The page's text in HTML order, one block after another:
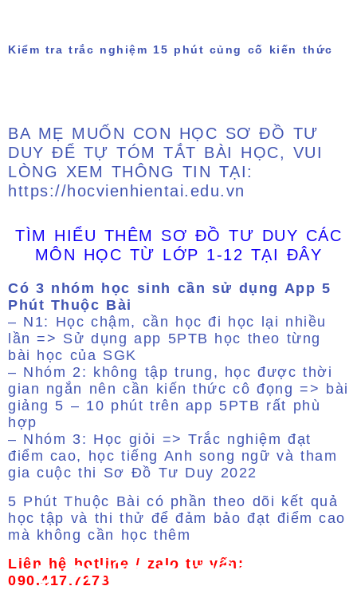
Kiểm tra trắc nghiệm 15 phút củng cố kiến thức
BA MẸ MUỐN CON HỌC SƠ ĐỒ TƯ
DUY ĐỂ TỰ TÓM TẮT BÀI HỌC, VUI
LÒNG XEM THÔNG TIN TẠI:
https://hocvienhientai.edu.vn
TÌM HIỂU THÊM SƠ ĐỒ TƯ DUY CÁC
MÔN HỌC TỪ LỚP 1-12 TẠI ĐÂY
Có 3 nhóm học sinh cần sử dụng App 5
Phút Thuộc Bài
– N1: Học chậm, cần học đi học lại nhiều
lần => Sử dụng app 5PTB học theo từng
bài học của SGK
– Nhóm 2: không tập trung, học được thời
gian ngắn nên cần kiến thức cô đọng => bài
giảng 5 – 10 phút trên app 5PTB rất phù
hợp
– Nhóm 3: Học giỏi => Trắc nghiệm đạt
điểm cao, học tiếng Anh song ngữ và tham
gia cuộc thi Sơ Đồ Tư Duy 2022
5 Phút Thuộc Bài có phần theo dõi kết quả
học tập và thi thử để đảm bảo đạt điểm cao
mà không cần học thêm
Liên hệ hotline / zalo tư vấn:
090.417.7273
5 PHÚT THUỘC BÀI